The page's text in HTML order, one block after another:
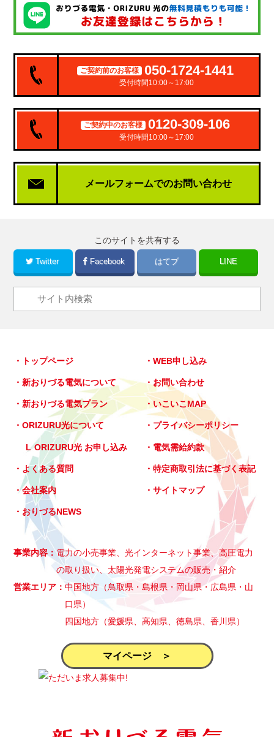
ご契約前のお客様 050-1724-1441
受付時間10:00～17:00
ご契約中のお客様 0120-309-106
受付時間10:00～17:00
メールフォームでのお問い合わせ
このサイトを共有する
Twitter Facebook はてブ LINE
トップページ
新おりづる電気について
新おりづる電気プラン
ORIZURU光について
ORIZURU光 お申し込み
よくある質問
会社案内
おりづるNEWS
WEB申し込み
お問い合わせ
いこいこMAP
プライバシーポリシー
電気需給約款
特定商取引法に基づく表記
サイトマップ
事業内容
電力の小売事業、光インターネット事業、高圧電力
の取り扱い、太陽光発電システムの販売・紹介
営業エリア
中国地方（鳥取県・島根県・岡山県・広島県・山
口県）
四国地方（愛媛県、高知県、徳島県、香川県）
マイページ ＞